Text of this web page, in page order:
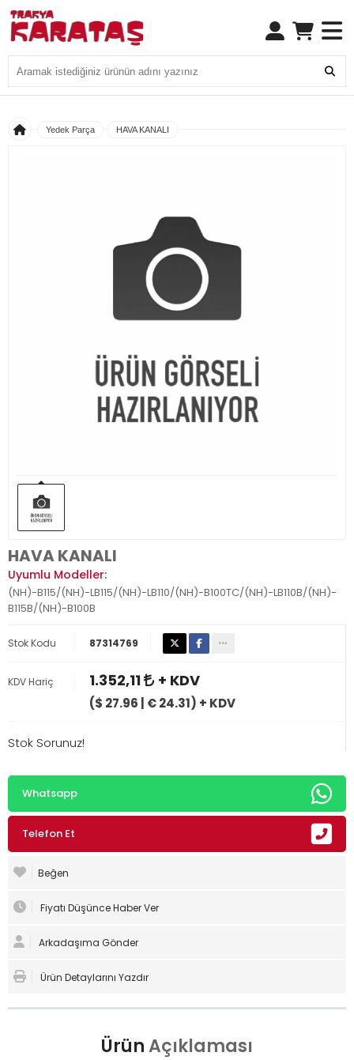
Yedek Parça HAVA KANALI
HAVA KANALI
Uyumlu Modeller:
(NH)-B115/(NH)-LB115/(NH)-LB110/(NH)-B100TC/(NH)-LB110B/(NH)-
B115B/(NH)-B100B
Stok Kodu 87314769
KDV Hariç 1.352,11 + KDV
($ 27.96 | € 24.31) + KDV
Stok Sorunuz!
Whatsapp
Telefon Et
Beğen
Fiyatı Düşünce Haber Ver
Arkadaşıma Gönder
Ürün Detaylarını Yazdır
ÜrünAçıklaması